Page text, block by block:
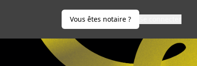
Vous êtes notaire ?